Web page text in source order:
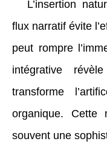
L’insertion
flux narratif évite
peut rompre
intégrative
transforme
organique. Cette
souvent une